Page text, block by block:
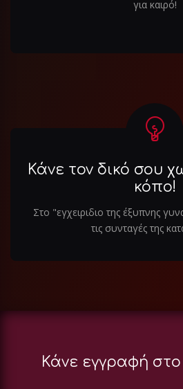
για καιρό!
Κάνε τον δικό σου
κόπο!
Στο "εγχειριδιο της έξυπνης
τις συνταγές της
Κάνε εγγραφή